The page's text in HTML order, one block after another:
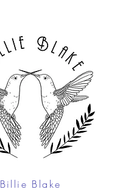
Billie Blake